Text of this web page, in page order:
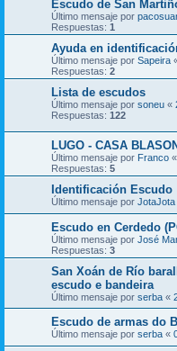
Escudo de San
Último mensaje por
Respuestas: 1
Ayuda en
Último mensaje por Sapeira
Respuestas: 2
Lista de escudos
Último mensaje por soneu «
Respuestas: 122
LUGO - CASA
Último mensaje por Franco «
Respuestas: 5
Identificación Escudo
Último mensaje por JotaJota
Escudo en Cerdedo
Último mensaje por José
Respuestas: 3
San Xoán de Río
escudo e bandeira
Último mensaje por serba «
Escudo de armas do
Último mensaje por serba «